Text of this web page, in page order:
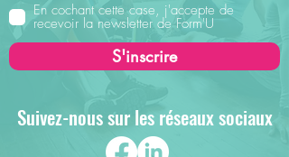
En cochant cette case, j'accepte de
recevoir la newsletter de Form'U
S'inscrire
Suivez-nous sur les réseaux sociaux